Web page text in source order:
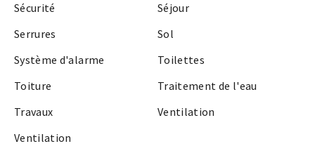
Sécurité
Séjour
Serrures
Sol
Système d'alarme
Toilettes
Toiture
Traitement de l'eau
Travaux
Ventilation
Ventilation